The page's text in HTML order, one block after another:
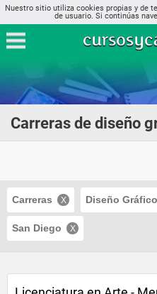
Nuestro sitio utiliza cookies propias y de
de usuario. Si continúas
Carreras de diseño
Carreras Diseño Gráfico
San Diego